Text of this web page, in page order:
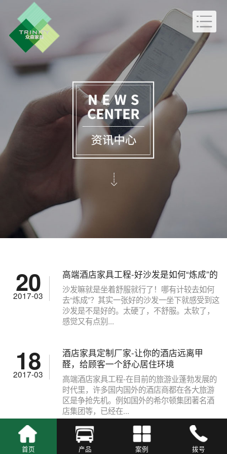
20
2017-03
高端酒店家具工程-好沙发是如何“炼成”的
沙发嘛就是坐着舒服就行了！哪有计较去如何
去“炼成”？其实一张好的沙发一坐下就感受到这
沙发是不是好的。太硬了，不舒服。太软了，
感觉又有点别...
18
2017-03
酒店家具定制厂家-让你的酒店远离甲
醛，给顾客一个舒心居住环境
高端酒店家具工程-在目前的旅游业蓬勃发展的
时代里，许多国内国外的酒店商都在各大旅游
区是争抢先机。例如国外的希尔顿集团著名酒
店集团等，已经在...
酒店家具定制-在网上订购酒店家具更简
首页 产品 案例 拨号